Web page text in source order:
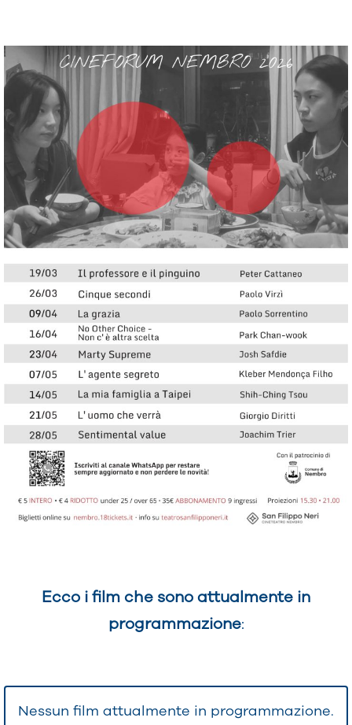
Ecco i film che sono attualmente in
programmazione:
Nessun film attualmente in programmazione.